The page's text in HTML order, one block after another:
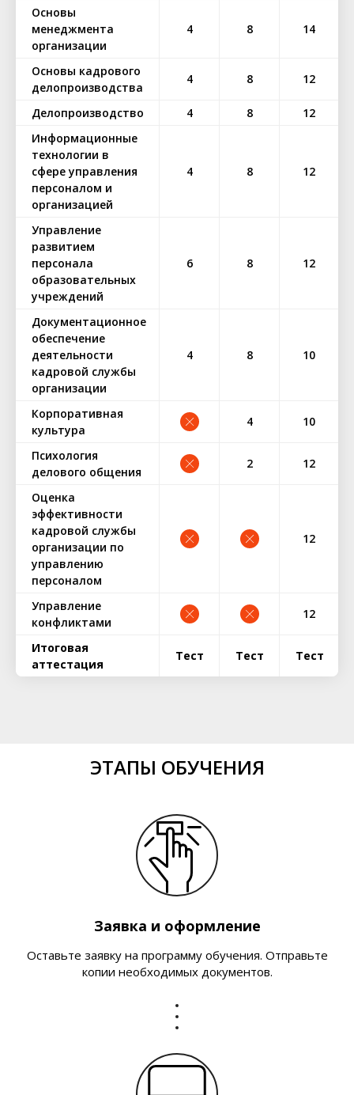
Основы
менеджмента
организации
4 8 14
Основы кадрового
делопроизводства
4 8 12
Делопроизводство 4 8
12
Информационные
технологии в
сфере управления
персоналом и
организацией
4 8 12
Управление
развитием
персонала
образовательных
учреждений
6 8 12
Документационное
обеспечение
деятельности
кадровой службы
организации
4 8 10
Корпоративная
культура
4 10
Психология
делового общения
2 12
Оценка
эффективности
кадровой службы
организации по
управлению
персоналом
12
Управление
конфликтами
12
Итоговая
аттестация
Тест Тест Тест
ЭТАПЫ ОБУЧЕНИЯ
Заявка и оформление
Оставьте заявку на программу обучения. Отправьте
копии необходимых документов.